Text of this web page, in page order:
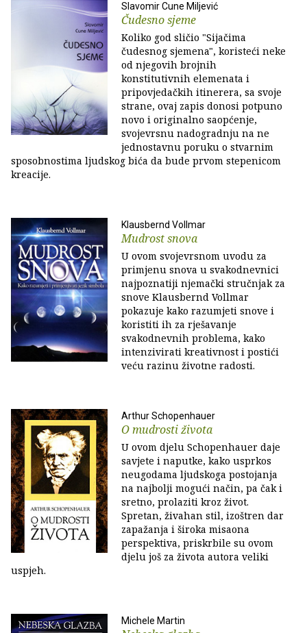
Slavomir Cune Miljević
Čudesno sjeme
Koliko god sličio "Sijačima
čudesnog sjemena", koristeći neke
od njegovih brojnih
konstitutivnih elemenata i
pripovjedačkih itinerera, sa svoje
strane, ovaj zapis donosi potpuno
novo i originalno saopćenje,
svojevrsnu nadogradnju na ne
jednostavnu poruku o stvarnim
sposobnostima ljudskog bića da bude prvom stepenicom
kreacije.
Klausbernd Vollmar
Mudrost snova
U ovom svojevrsnom uvodu za
primjenu snova u svakodnevnici
najpoznatiji njemački stručnjak za
snove Klausbernd Vollmar
pokazuje kako razumjeti snove i
koristiti ih za rješavanje
svakodnevnih problema, kako
intenzivirati kreativnost i postići
veću razinu životne radosti.
Arthur Schopenhauer
O mudrosti života
U ovom djelu Schopenhauer daje
savjete i naputke, kako usprkos
neugodama ljudskoga postojanja
na najbolji mogući način, pa čak i
sretno, prolaziti kroz život.
Spretan, živahan stil, izoštren dar
zapažanja i široka misaona
perspektiva, priskrbile su ovom
djelu još za života autora veliki
uspjeh.
Michele Martin